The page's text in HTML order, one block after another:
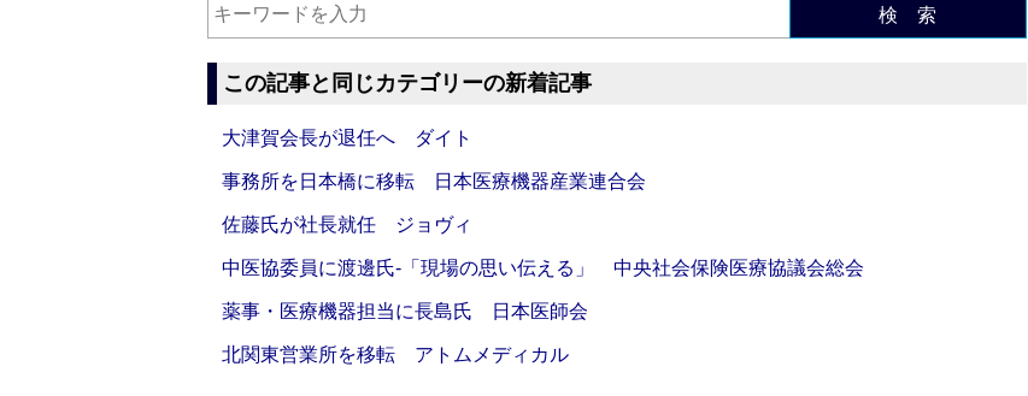
検 索
この記事と同じカテゴリーの新着記事
大津賀会長が退任へ ダイト
事務所を日本橋に移転 日本医療機器産業連合会
佐藤氏が社長就任 ジョヴィ
中医協委員に渡邊氏‐「現場の思い伝える」 中央社会保険医療協議会総会
薬事・医療機器担当に長島氏 日本医師会
北関東営業所を移転 アトムメディカル